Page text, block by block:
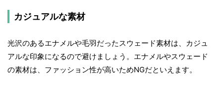
カジュアルな素材
光沢のあるエナメルや毛羽だったスウェード素材は、カジュ
アルな印象になるので避けましょう。エナメルやスウェード
の素材は、ファッション性が高いためNGだといえます。